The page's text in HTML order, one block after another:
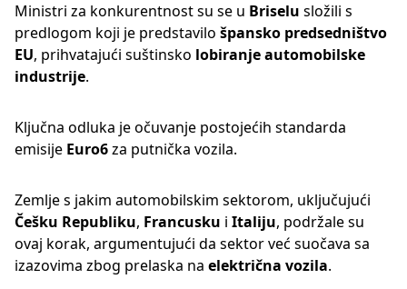
Ministri za konkurentnost su se u Briselu složili s
predlogom koji je predstavilo špansko predsedništvo
EU, prihvatajući suštinsko lobiranje automobilske
industrije.
Ključna odluka je očuvanje postojećih standarda
emisije Euro6za putnička vozila.
Zemlje s jakim automobilskim sektorom, uključujući
Češku Republiku, Francusku i Italiju, podržale su
ovaj korak, argumentujući da sektor već suočava sa
izazovima zbog prelaska na električna vozila.